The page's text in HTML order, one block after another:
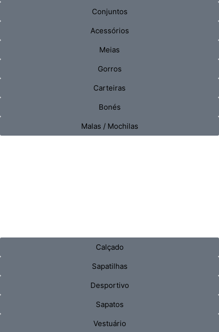
Conjuntos
Acessórios
Meias
Gorros
Carteiras
Bonés
Malas / Mochilas
Calçado
Sapatilhas
Desportivo
Sapatos
Vestuário